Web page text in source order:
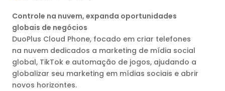
Controle na nuvem, expanda oportunidades
globais de negócios
DuoPlus Cloud Phone, focado em criar telefones
na nuvem dedicados a marketing de mídia social
global, TikTok e automação de jogos, ajudando a
globalizar seu marketing em mídias sociais e abrir
novos horizontes.